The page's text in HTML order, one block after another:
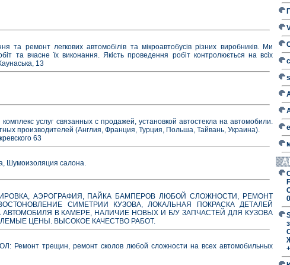
та ремонт легкових автомобілів та мікроавтобусів різних виробників. Ми
та вчасне їх виконання. Якість проведення робіт контролюється на всіх
13
услуг связанных с продажей, установкой автостекла на автомобили.
производителей (Англия, Франция, Турция, Польша, Тайвань, Украина).
63
Шумоизоляция салона.
АЭРОГРАФИЯ, ПАЙКА БАМПЕРОВ ЛЮБОЙ СЛОЖНОСТИ, РЕМОНТ
СИМЕТРИИ КУЗОВА, ЛОКАЛЬНАЯ ПОКРАСКА ДЕТАЛЕЙ
В КАМЕРЕ, НАЛИЧИЕ НОВЫХ И Б/У ЗАПЧАСТЕЙ ДЛЯ КУЗОВА
ЦЕНЫ. ВЫСОКОЕ КАЧЕСТВО РАБОТ.
Ремонт трещин, ремонт сколов любой сложности на всех автомобильных